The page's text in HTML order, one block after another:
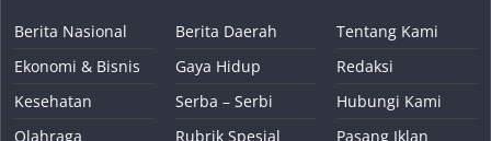
Berita Nasional
Ekonomi & Bisnis
Kesehatan
Olahraga
Berita Daerah
Gaya Hidup
Serba – Serbi
Rubrik Spesial
Tentang Kami
Redaksi
Hubungi Kami
Pasang Iklan